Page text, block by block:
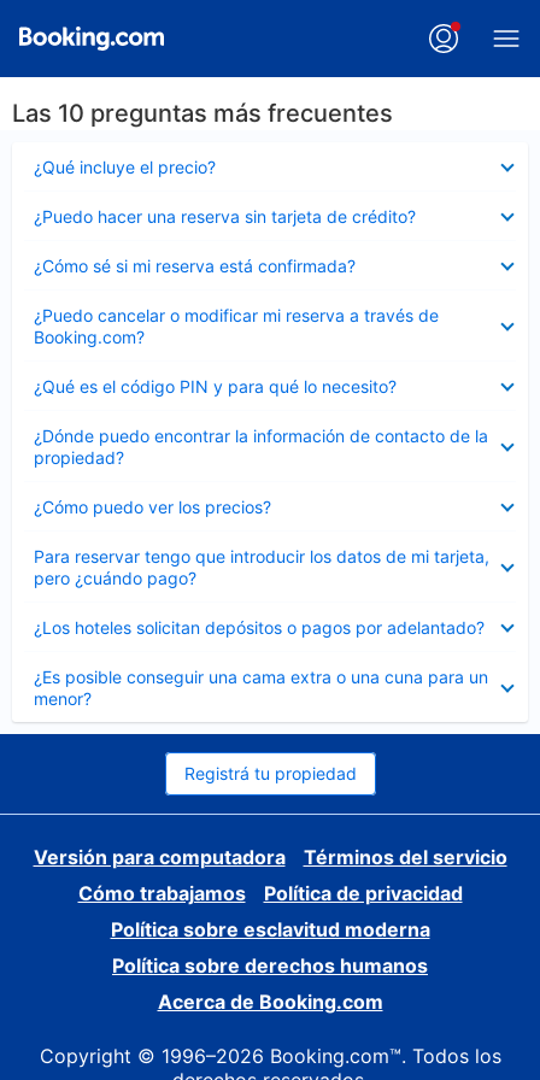
Las 10 preguntas más frecuentes
¿Qué incluye el precio?
cerrado
¿Puedo hacer una reserva sin tarjeta de crédito?
cerrado
¿Cómo sé si mi reserva está confirmada?
cerrado
¿Puedo cancelar o modificar mi reserva a través de
Booking.com?
cerrado
¿Qué es el código PIN y para qué lo necesito?
cerrado
¿Dónde puedo encontrar la información de contacto de la
propiedad?
cerrado
¿Cómo puedo ver los precios?
cerrado
Para reservar tengo que introducir los datos de mi tarjeta,
pero ¿cuándo pago?
cerrado
¿Los hoteles solicitan depósitos o pagos por adelantado?
cerrado
¿Es posible conseguir una cama extra o una cuna para un
menor?
cerrado
Registrá tu propiedad
Versión para computadora
Términos del servicio
Cómo trabajamos
Política de privacidad
Política sobre esclavitud moderna
Política sobre derechos humanos
Acerca de Booking.com
Copyright © 1996–2026 Booking.com™. Todos los